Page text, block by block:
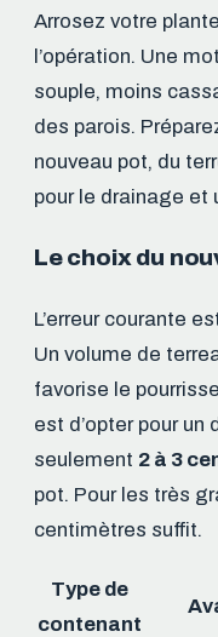
Arrosez votre
l’opération. Une
souple, moins
des parois.
nouveau pot, du
pour le drainage et
Le choix du
L’erreur courante
Un volume de
favorise le
est d’opter pour un
seulement 2 à 3
pot. Pour les très
centimètres suffit.
Type de
contenant